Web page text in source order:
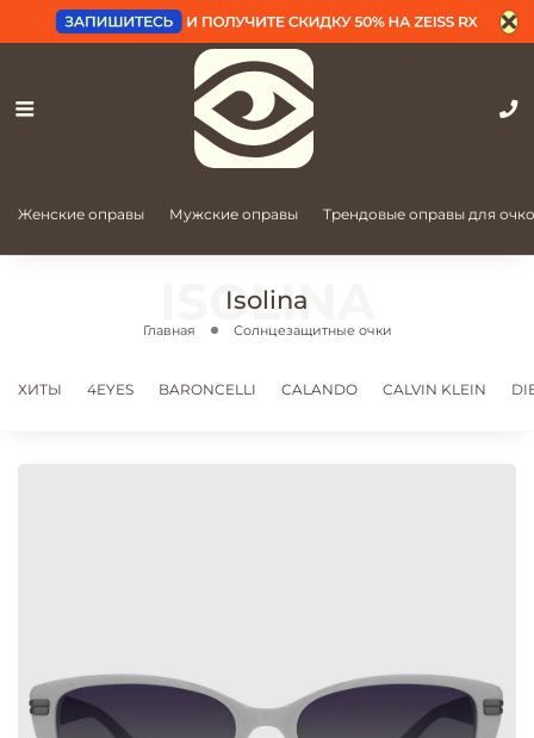
Женские оправы Мужские оправы Трендовые оправы для
Isolina
Главная Солнцезащитные очки
ХИТЫ 4EYES BARONCELLI CALANDO CALVIN KLEIN